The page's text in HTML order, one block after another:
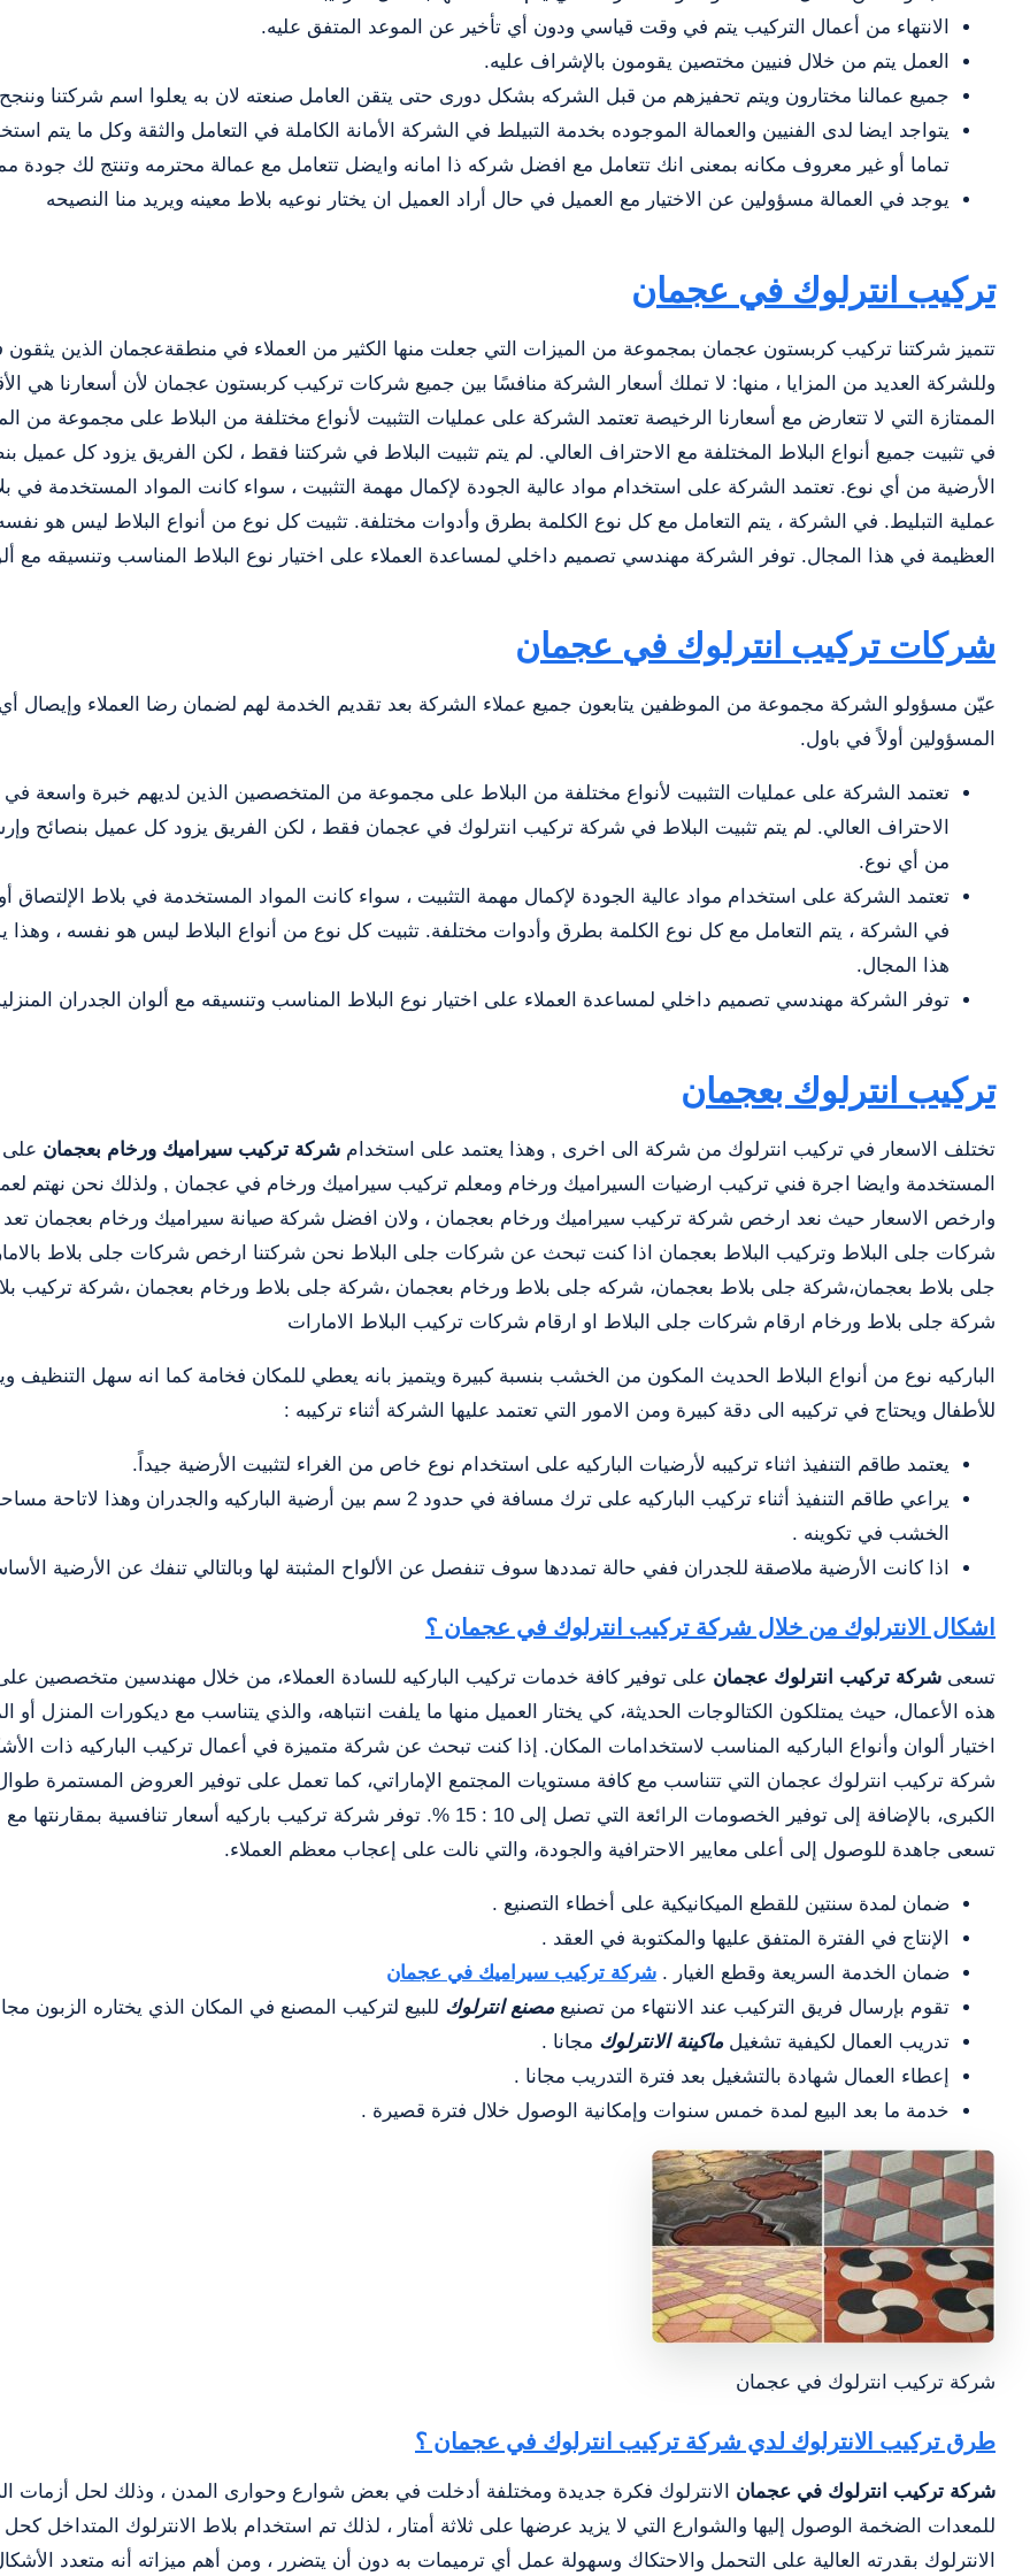
الانتهاء من أعمال التركيب يتم في وقت قياسي ودون أي تأخير عن الموعد المتفق عليه.
العمل يتم من خلال فنيين مختصين يقومون بالإشراف عليه.
جميع عمالنا مختارون ويتم تحفيزهم من قبل الشركه بشكل دورى حتى يتقن العامل صنعته لان به يعلوا اسم شركتنا
يتواجد ايضا لدى الفنيين والعمالة الموجوده بخدمة التبيلط في الشركة الأمانة الكاملة في التعامل والثقة وكل ما يتم
تماما أو غير معروف مكانه بمعنى انك تتعامل مع افضل شركه ذا امانه وايضل تتعامل مع عمالة محترمه وتنتج لك جودة
يوجد في العمالة مسؤولين عن الاختيار مع العميل في حال أراد العميل ان يختار نوعيه بلاط معينه ويريد منا النصيحه
تركيب انترلوك في عجمان
تتميز شركتنا تركيب كربستون عجمان بمجموعة من الميزات التي جعلت منها الكثير من العملاء في منطقةعجمان الذين يثقون
وللشركة العديد من المزايا ، منها: لا تملك أسعار الشركة منافسًا بين جميع شركات تركيب كربستون عجمان لأن أسعارنا هي
الممتازة التي لا تتعارض مع أسعارنا الرخيصة تعتمد الشركة على عمليات التثبيت لأنواع مختلفة من البلاط على مجموعة من
في تثبيت جميع أنواع البلاط المختلفة مع الاحتراف العالي. لم يتم تثبيت البلاط في شركتنا فقط ، لكن الفريق يزود كل
الأرضية من أي نوع. تعتمد الشركة على استخدام مواد عالية الجودة لإكمال مهمة التثبيت ، سواء كانت المواد المستخدمة في
عملية التبليط. في الشركة ، يتم التعامل مع كل نوع الكلمة بطرق وأدوات مختلفة. تثبيت كل نوع من أنواع البلاط ليس هو
العظيمة في هذا المجال. توفر الشركة مهندسي تصميم داخلي لمساعدة العملاء على اختيار نوع البلاط المناسب وتنسيقه مع
شركات تركيب انترلوك في عجمان
عيّن مسؤولو الشركة مجموعة من الموظفين يتابعون جميع عملاء الشركة بعد تقديم الخدمة لهم لضمان رضا العملاء وإيصال
المسؤولين أولاً في باول.
تعتمد الشركة على عمليات التثبيت لأنواع مختلفة من البلاط على مجموعة من المتخصصين الذين لديهم خبرة واسعة في
الاحتراف العالي. لم يتم تثبيت البلاط في شركة تركيب انترلوك في عجمان فقط ، لكن الفريق يزود كل عميل بنصائح
من أي نوع.
تعتمد الشركة على استخدام مواد عالية الجودة لإكمال مهمة التثبيت ، سواء كانت المواد المستخدمة في بلاط الإلتصاق
في الشركة ، يتم التعامل مع كل نوع الكلمة بطرق وأدوات مختلفة. تثبيت كل نوع من أنواع البلاط ليس هو نفسه ،
هذا المجال.
توفر الشركة مهندسي تصميم داخلي لمساعدة العملاء على اختيار نوع البلاط المناسب وتنسيقه مع ألوان الجدران
تركيب انترلوك بعجمان
تختلف الاسعار في تركيب انترلوك من شركة الى اخرى , وهذا يعتمد على استخدام شركة تركيب سيراميك ورخام بعجمان على
المستخدمة وايضا اجرة فني تركيب ارضيات السيراميك ورخام ومعلم تركيب سيراميك ورخام في عجمان , ولذلك نحن نهتم
وارخص الاسعار حيث نعد ارخص شركة تركيب سيراميك ورخام بعجمان ، ولان افضل شركة صيانة سيراميك ورخام بعجمان
شركات جلى البلاط وتركيب البلاط بعجمان اذا كنت تبحث عن شركات جلى البلاط نحن شركتنا ارخص شركات جلى بلاط
جلى بلاط بعجمان،شركة جلى بلاط بعجمان، شركه جلى بلاط ورخام بعجمان ،شركة جلى بلاط ورخام بعجمان ،شركة تركيب
شركة جلى بلاط ورخام ارقام شركات جلى البلاط او ارقام شركات تركيب البلاط الامارات
الباركيه نوع من أنواع البلاط الحديث المكون من الخشب بنسبة كبيرة ويتميز بانه يعطي للمكان فخامة كما انه سهل التنظيف
للأطفال ويحتاج في تركيبه الى دقة كبيرة ومن الامور التي تعتمد عليها الشركة أثناء تركيبه :
يعتمد طاقم التنفيذ اثناء تركيبه لأرضيات الباركيه على استخدام نوع خاص من الغراء لتثبيت الأرضية جيداً.
يراعي طاقم التنفيذ أثناء تركيب الباركيه على ترك مسافة في حدود 2 سم بين أرضية
الخشب في تكوينه .
اذا كانت الأرضية ملاصقة للجدران ففي حالة تمددها سوف تنفصل عن الألواح المثبتة لها وبالتالي تنفك عن الأرضية
اشكال الانترلوك من خلال شركة تركيب انترلوك في عجمان ؟
تسعى شركة تركيب انترلوك عجمان على توفير كافة خدمات تركيب الباركيه للسادة العملاء، من خلال مهندسين متخصصين على
هذه الأعمال، حيث يمتلكون الكتالوجات الحديثة، كي يختار العميل منها ما يلفت انتباهه، والذي يتناسب مع ديكورات المنزل أو
اختيار ألوان وأنواع الباركيه المناسب لاستخدامات المكان. إذا كنت تبحث عن شركة متميزة في أعمال تركيب الباركيه ذات
شركة تركيب انترلوك عجمان التي تتناسب مع كافة مستويات المجتمع الإماراتي، كما تعمل على توفير العروض المستمرة
الكبرى، بالإضافة إلى توفير الخصومات الرائعة التي تصل إلى 10 : 15 %. توفر شركة تركيب
تسعى جاهدة للوصول إلى أعلى معايير الاحترافية والجودة، والتي نالت على إعجاب معظم العملاء.
ضمان لمدة سنتين للقطع الميكانيكية على أخطاء التصنيع .
الإنتاج في الفترة المتفق عليها والمكتوبة في العقد .
ضمان الخدمة السريعة وقطع الغيار . شركة تركيب سيراميك في عجمان
تقوم بإرسال فريق التركيب عند الانتهاء من تصنيعمصنع انترلوك للبيع لتركيب المصنع في المكان الذي يختاره الزبون
تدريب العمال لكيفية تشغيلماكينة الانترلوك مجانا .
إعطاء العمال شهادة بالتشغيل بعد فترة التدريب مجانا .
خدمة ما بعد البيع لمدة خمس سنوات وإمكانية الوصول خلال فترة قصيرة .
شركة تركيب انترلوك في عجمان
طرق تركيب الانترلوك لدي شركة تركيب انترلوك في عجمان ؟
شركة تركيب انترلوك في عجمان
الانترلوك فكرة جديدة ومختلفة أدخلت في بعض شوارع وحوارى المدن ، وذلك لحل أزمات
للمعدات الضخمة الوصول إليها والشوارع التي لا يزيد عرضها على ثلاثة أمتار ، لذلك تم استخدام بلاط الانترلوك المتداخل
الانترلوك بقدرته العالية على التحمل والاحتكاك وسهولة عمل أي ترميمات به دون أن يتضرر ، ومن أهم ميزاته أنه متعدد